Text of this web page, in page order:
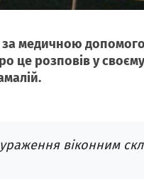
за медичною
це розповів у
віконним